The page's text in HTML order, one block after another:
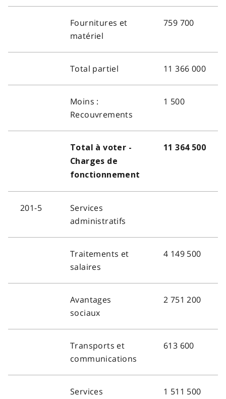
Fournitures et
matériel
759 700
Total partiel 11 366 000
Moins :
Recouvrements
1 500
Total à voter -
Charges de
fonctionnement
11 364 500
201-5
Services
administratifs
Traitements et
salaires
4 149 500
Avantages
sociaux
2 751 200
Transports et
communications
613 600
Services 1 511 500